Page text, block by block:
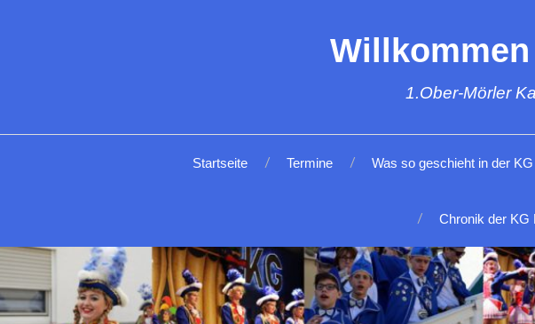
1.Ober-Mörler
Startseite Termine Was so geschieht in der KG
Chronik der KG